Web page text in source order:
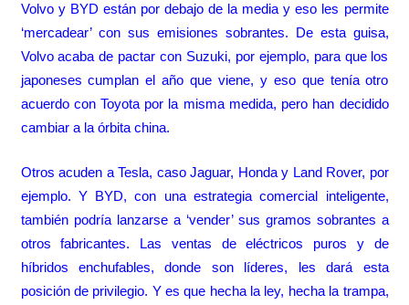
Volvo y BYD están por debajo de la media y eso les permite
‘mercadear’ con sus emisiones sobrantes. De esta guisa,
Volvo acaba de pactar con Suzuki, por ejemplo, para que los
japoneses cumplan el año que viene, y eso que tenía otro
acuerdo con Toyota por la misma medida, pero han decidido
cambiar a la órbita china.
Otros acuden a Tesla, caso Jaguar, Honda y Land Rover, por
ejemplo. Y BYD, con una estrategia comercial inteligente,
también podría lanzarse a ‘vender’ sus gramos sobrantes a
otros fabricantes. Las ventas de eléctricos puros y de
híbridos enchufables, donde son líderes, les dará esta
posición de privilegio. Y es que hecha la ley, hecha la trampa,